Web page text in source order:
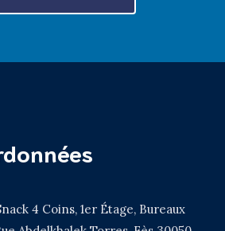
4 Coins, 1er Étage, Bureaux